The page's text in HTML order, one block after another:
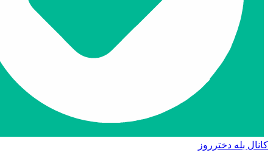
کانال بله دخترروز